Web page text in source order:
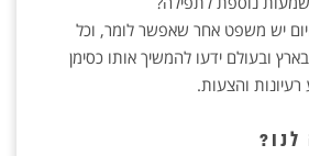
יש משפט אחר שאפשר לומר, וכל
ובעולם ידעו להמשיך אותו כסימן
והצעות.